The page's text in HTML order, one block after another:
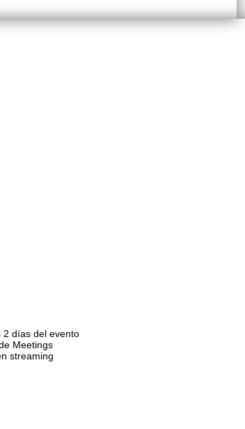
2 días del evento
Meetings
streaming